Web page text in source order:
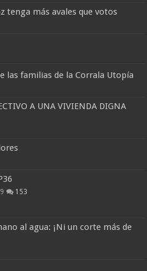
tenga más avales que votos
las familias de la Corrala Utopía
A UNA VIVIENDA DIGNA
153
al agua: ¡Ni un corte más de